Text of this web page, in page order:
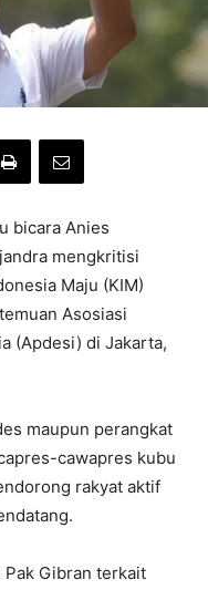
bicara Anies
mengkritisi
Maju (KIM)
Asosiasi
(Apdesi) di Jakarta,
maupun perangkat
cawapres kubu
rakyat aktif
Pak Gibran terkait